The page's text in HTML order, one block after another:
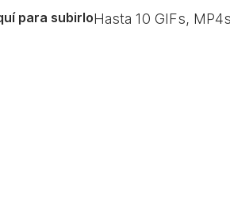
para subirloHasta 10 GIFs,